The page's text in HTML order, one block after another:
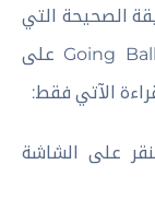
الصحيحة التي
من خلالها تستطيع أن تستخدم لعبة Going Balls على
الآتي فقط:
على الشاشة